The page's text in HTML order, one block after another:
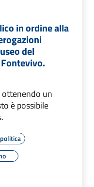
in ordine alla
del
ottenendo un
è possibile